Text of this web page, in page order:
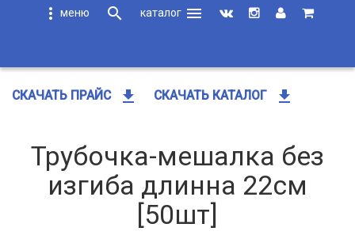
more_vert search
menu
СКАЧАТЬ ПРАЙС get_app СКАЧАТЬ КАТАЛОГ get_app
Трубочка-мешалка без
изгиба длинна 22см
[50шт]